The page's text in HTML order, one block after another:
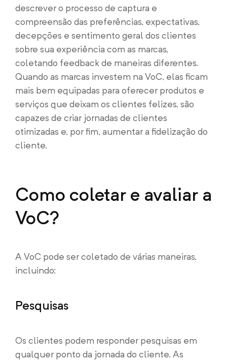
descrever o processo de captura e
compreensão das preferências, expectativas,
decepções e sentimento geral dos clientes
sobre sua experiência com as marcas,
coletando feedback de maneiras diferentes.
Quando as marcas investem na VoC, elas ficam
mais bem equipadas para oferecer produtos e
serviços que deixam os clientes felizes, são
capazes de criar jornadas de clientes
otimizadas e, por fim, aumentar a fidelização do
cliente.
Como coletar e avaliar a
VoC?
A VoC pode ser coletado de várias maneiras,
incluindo:
Pesquisas
Os clientes podem responder pesquisas em
qualquer ponto da jornada do cliente. As